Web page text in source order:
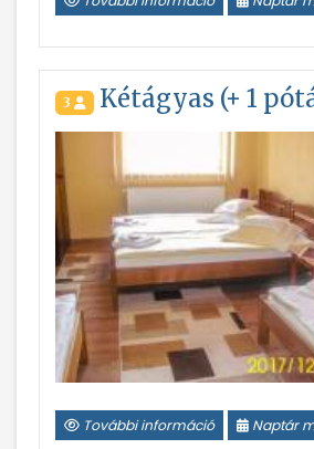
3 Kétágyas (+ 1
További információ Naptár